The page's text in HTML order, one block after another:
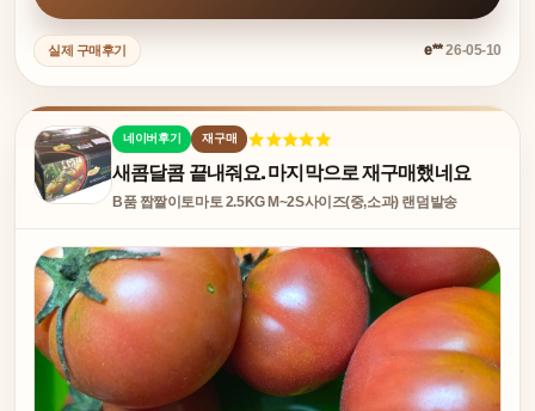
실제 구매후기 e**26-05-10
네이버후기 재구매
새콤달콤 끝내줘요. 마지막으로 재구매했네요
B품 짭짤이토마토 2.5KG M~2S사이즈(중,소과) 랜덤발송